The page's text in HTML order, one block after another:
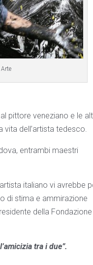
pittore veneziano e le
dell’artista tedesco.
entrambi maestri
italiano vi avrebbe
di stima e ammirazione
della Fondazione
tra i due”.